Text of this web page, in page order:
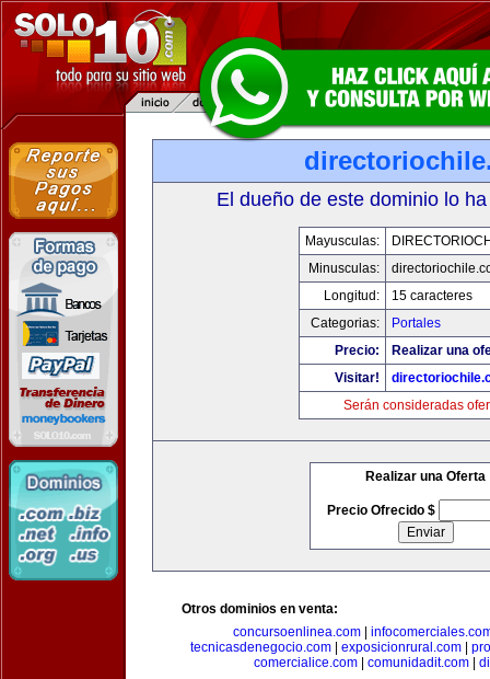
El dueño de este dominio lo
Mayusculas:
Minusculas:
Longitud:
15 caracteres
Categorias:
Portales
Precio:
Realizar una
Visitar!
Serán consideradas
Realizar una Oferta
Precio Ofrecido $
Otros dominios en venta:
concursoenlinea.com|
tecnicasdenegocio.com
exposicionrural.com
comercialice.com| comunidadit.com|